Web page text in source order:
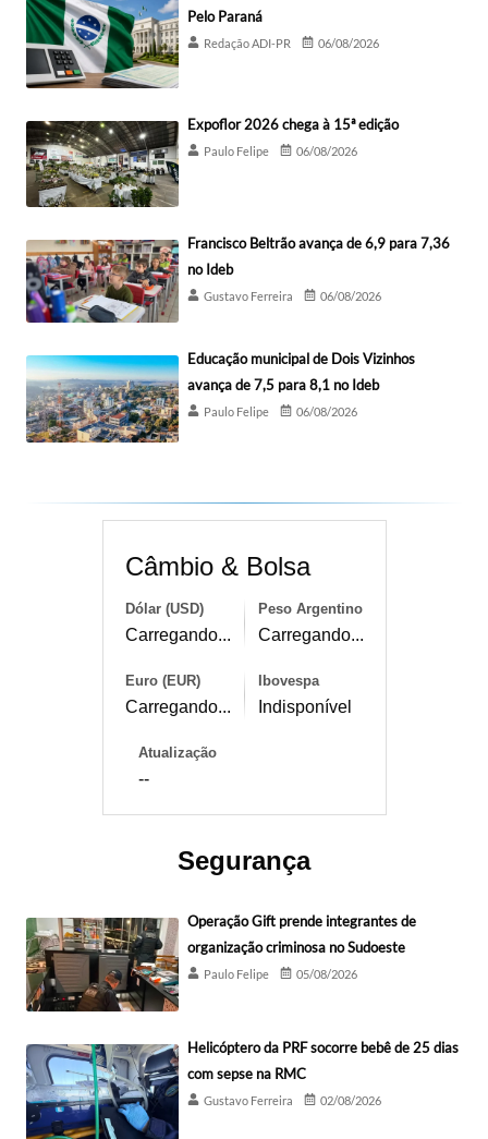
Pelo Paraná
Redação ADI-PR 06/08/2026
Expoflor 2026 chega à 15ª edição
Paulo Felipe 06/08/2026
Francisco Beltrão avança de 6,9 para 7,36
no Ideb
Gustavo Ferreira 06/08/2026
Educação municipal de Dois Vizinhos
avança de 7,5 para 8,1 no Ideb
Paulo Felipe 06/08/2026
Câmbio & Bolsa
Dólar (USD)
Carregando...
Peso Argentino
Carregando...
Euro (EUR)
Carregando...
Ibovespa
Indisponível
Atualização
--
Segurança
Operação Gift prende integrantes de
organização criminosa no Sudoeste
Paulo Felipe 05/08/2026
Helicóptero da PRF socorre bebê de 25 dias
com sepse na RMC
Gustavo Ferreira 02/08/2026